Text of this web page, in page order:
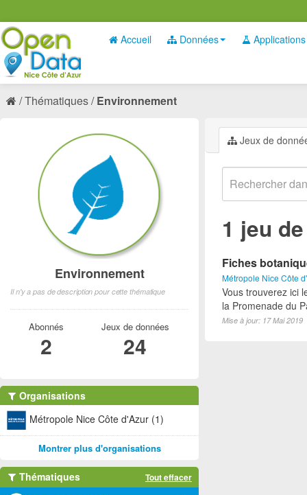
Accueil Données Applications
Thématiques Environnement
Jeux de
1 jeu
Fiches
Métropole Nice Côte
Vous trouverez ici
la Promenade du
Mise à jour: 17 Mai 2019
Environnement
Il n'y a pas de description pour cette thématique
Abonnés
2
Jeux de données
24
Organisations
Métropole Nice Côte d'Azur (1)
Montrer plus d'organisations
Thématiques Tout effacer